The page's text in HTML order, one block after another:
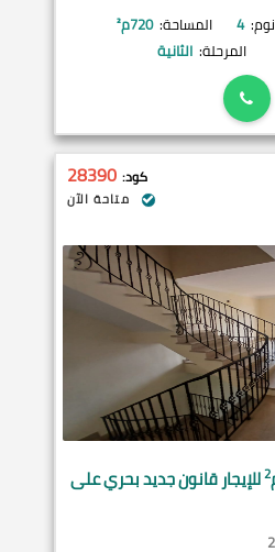
نوم: 4 المساحة: 720م²
المرحلة: الثانية
كود: 28390
متاحة الآن
2للإيجار قانون جديد بحري على